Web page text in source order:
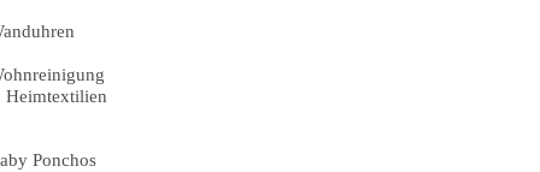
Heimtextilien
Ponchos